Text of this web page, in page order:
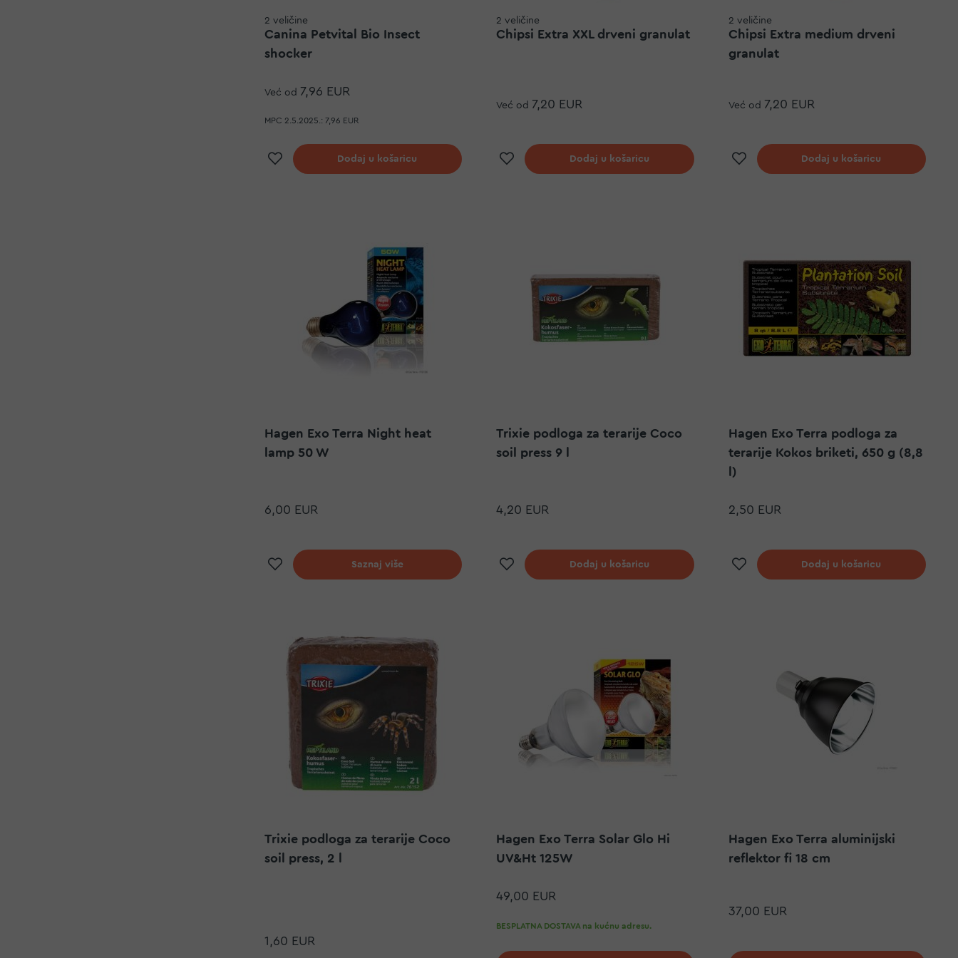
2 veličine
Canina Petvital Bio Insect
shocker
Već od 7,96 EUR
MPC 2.5.2025.: 7,96 EUR
Dodaj na listu želja
Dodaj u košaricu
2 veličine
Chipsi Extra XXL drveni granulat
Već od 7,20 EUR
Dodaj na listu želja
Dodaj u košaricu
2 veličine
Chipsi Extra medium drveni
granulat
Već od 7,20 EUR
Dodaj na listu želja
Dodaj u košaricu
Hagen Exo Terra Night heat
lamp 50 W
6,00 EUR
Dodaj na listu želja
Saznaj više
Trixie podloga za terarije Coco
soil press 9 l
4,20 EUR
Dodaj na listu želja
Dodaj u košaricu
Hagen Exo Terra podloga za
terarije Kokos briketi, 650 g (8,8
l)
2,50 EUR
Dodaj na listu želja
Dodaj u košaricu
Trixie podloga za terarije Coco
soil press, 2 l
1,60 EUR
Hagen Exo Terra Solar Glo Hi
UV&Ht 125W
49,00 EUR
BESPLATNA DOSTAVA na kućnu adresu.
Hagen Exo Terra aluminijski
reflektor fi 18 cm
37,00 EUR